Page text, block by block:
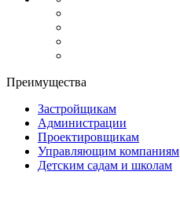
Преимущества
Застройщикам
Администрации
Проектировщикам
Управляющим компаниям
Детским садам и школам